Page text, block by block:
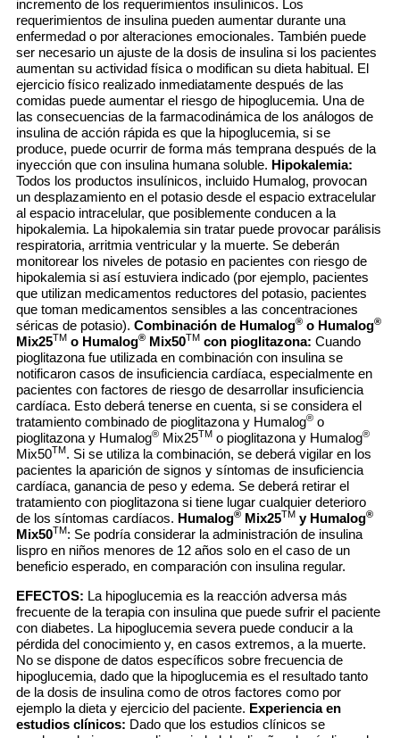
incremento de los requerimientos insulínicos. Los
requerimientos de insulina pueden aumentar durante una
enfermedad o por alteraciones emocionales. También puede
ser necesario un ajuste de la dosis de insulina si los pacientes
aumentan su actividad física o modifican su dieta habitual. El
ejercicio físico realizado inmediatamente después de las
comidas puede aumentar el riesgo de hipoglucemia. Una de
las consecuencias de la farmacodinámica de los análogos de
insulina de acción rápida es que la hipoglucemia, si se
produce, puede ocurrir de forma más temprana después de la
inyección que con insulina humana soluble. Hipokalemia:
Todos los productos insulínicos, incluido Humalog, provocan
un desplazamiento en el potasio desde el espacio extracelular
al espacio intracelular, que posiblemente conducen a la
hipokalemia. La hipokalemia sin tratar puede provocar parálisis
respiratoria, arritmia ventricular y la muerte. Se deberán
monitorear los niveles de potasio en pacientes con riesgo de
hipokalemia si así estuviera indicado (por ejemplo, pacientes
que utilizan medicamentos reductores del potasio, pacientes
que toman medicamentos sensibles a las concentraciones
séricas de potasio). Combinación de Humalog® o Humalog®
Mix25TM o Humalog® Mix50TM con pioglitazona: Cuando
pioglitazona fue utilizada en combinación con insulina se
notificaron casos de insuficiencia cardíaca, especialmente en
pacientes con factores de riesgo de desarrollar insuficiencia
cardíaca. Esto deberá tenerse en cuenta, si se considera el
tratamiento combinado de pioglitazona y Humalog® o
pioglitazona y Humalog® Mix25TM o pioglitazona y Humalog®
Mix50TM. Si se utiliza la combinación, se deberá vigilar en los
pacientes la aparición de signos y síntomas de insuficiencia
cardíaca, ganancia de peso y edema. Se deberá retirar el
tratamiento con pioglitazona si tiene lugar cualquier deterioro
de los síntomas cardíacos. Humalog® Mix25TM y Humalog®
Mix50TM: Se podría considerar la administración de insulina
lispro en niños menores de 12 años solo en el caso de un
beneficio esperado, en comparación con insulina regular.
EFECTOS: La hipoglucemia es la reacción adversa más
frecuente de la terapia con insulina que puede sufrir el paciente
con diabetes. La hipoglucemia severa puede conducir a la
pérdida del conocimiento y, en casos extremos, a la muerte.
No se dispone de datos específicos sobre frecuencia de
hipoglucemia, dado que la hipoglucemia es el resultado tanto
de la dosis de insulina como de otros factores como por
ejemplo la dieta y ejercicio del paciente. Experiencia en
estudios clínicos: Dado que los estudios clínicos se